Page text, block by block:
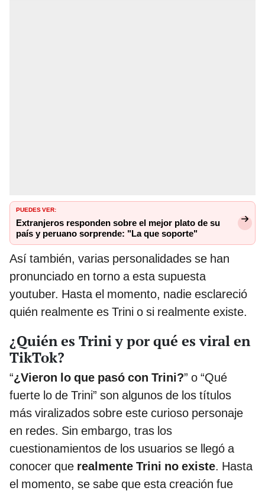
PUEDES VER:
Extranjeros responden sobre el mejor plato de su
país y peruano sorprende: "La que soporte"
Así también, varias personalidades se han
pronunciado en torno a esta supuesta
youtuber. Hasta el momento, nadie esclareció
quién realmente es Trini o si realmente existe.
¿Quién es Trini y por qué es viral en
TikTok?
“¿Vieron lo que pasó con Trini?” o “Qué
fuerte lo de Trini” son algunos de los títulos
más viralizados sobre este curioso personaje
en redes. Sin embargo, tras los
cuestionamientos de los usuarios se llegó a
conocer que realmente Trini no existe. Hasta
el momento, se sabe que esta creación fue